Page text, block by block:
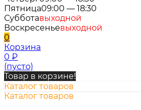
Пятница09:00 — 18:30
Субботавыходной
Воскресеньевыходной
0
Корзина
0 ₽
(пусто)
Товар в корзине!
Каталог товаров
Каталог товаров